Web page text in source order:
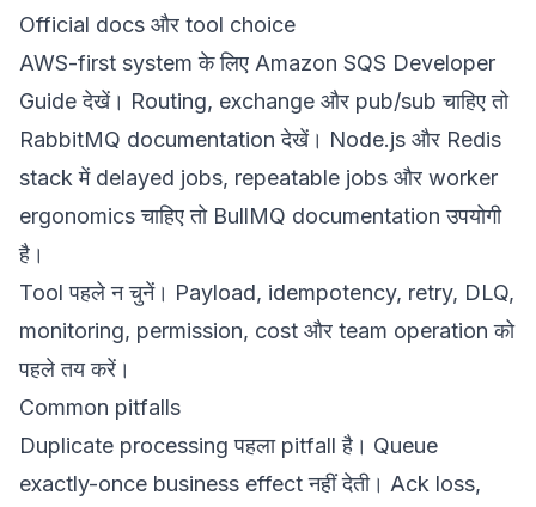
Official docs और tool choice
AWS-first system के लिए Amazon SQS Developer
Guideदेखें। Routing, exchange और pub/sub चाहिए तो
RabbitMQ documentation देखें। Node.js और Redis
stack में delayed jobs, repeatable jobs और worker
ergonomics चाहिए तो BullMQ documentation उपयोगी
है।
Tool पहले न चुनें। Payload, idempotency, retry, DLQ,
monitoring, permission, cost और team operation को
पहले तय करें।
Common pitfalls
Duplicate processing पहला pitfall है। Queue
exactly-once business effect नहीं देती। Ack loss,